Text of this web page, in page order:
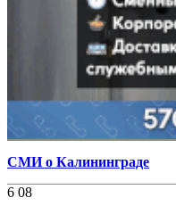
СМИ о Калининграде
6 08